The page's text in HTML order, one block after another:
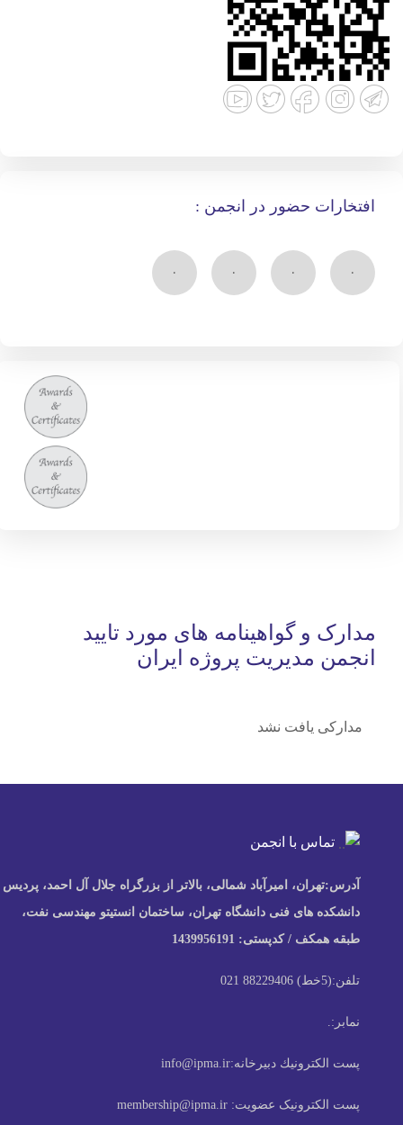
افتخارات حضور در انجمن :
مدارک و گواهینامه های مورد تایید
انجمن مدیریت پروژه ایران
مدارکی یافت نشد
تماس با انجمن
آدرس:تهران، امیرآباد شمالی، بالاتر از بزرگراه جلال آل احمد، پردیس
دانشکده های فنی دانشگاه تهران، ساختمان انستیتو مهندسی نفت،
طبقه همکف / کدپستی: 1439956191
تلفن:(5خط) 88229406 021
نمابر:.
پست الكترونيك دبیرخانه:info@ipma.ir
پست الکترونیک عضویت:membership@ipma.ir